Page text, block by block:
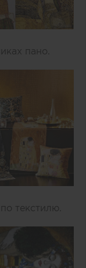
пано.
текстилю.